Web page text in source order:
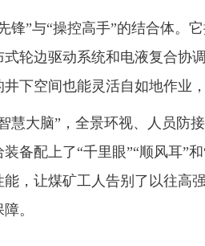
”与“操控高手”的结合体。
轮边驱动系统和电液复合协
下空间也能灵活自如地作业
大脑”，全景环视、人员防
备配上了“千里眼”“顺风耳”
，让煤矿工人告别了以往高
。